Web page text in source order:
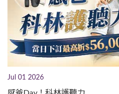
Jul 01 2026